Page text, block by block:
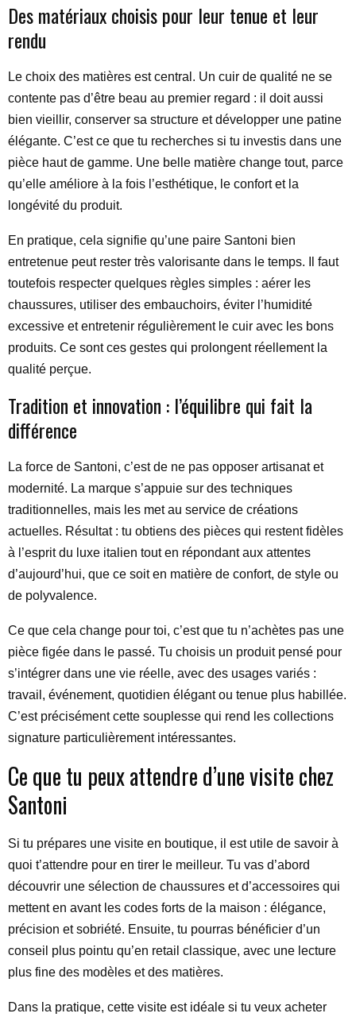
Des matériaux choisis pour leur tenue et leur
rendu
Le choix des matières est central. Un cuir de qualité ne se
contente pas d’être beau au premier regard : il doit aussi
bien vieillir, conserver sa structure et développer une patine
élégante. C’est ce que tu recherches si tu investis dans une
pièce haut de gamme. Une belle matière change tout, parce
qu’elle améliore à la fois l’esthétique, le confort et la
longévité du produit.
En pratique, cela signifie qu’une paire Santoni bien
entretenue peut rester très valorisante dans le temps. Il faut
toutefois respecter quelques règles simples : aérer les
chaussures, utiliser des embauchoirs, éviter l’humidité
excessive et entretenir régulièrement le cuir avec les bons
produits. Ce sont ces gestes qui prolongent réellement la
qualité perçue.
Tradition et innovation : l’équilibre qui fait la
différence
La force de Santoni, c’est de ne pas opposer artisanat et
modernité. La marque s’appuie sur des techniques
traditionnelles, mais les met au service de créations
actuelles. Résultat : tu obtiens des pièces qui restent fidèles
à l’esprit du luxe italien tout en répondant aux attentes
d’aujourd’hui, que ce soit en matière de confort, de style ou
de polyvalence.
Ce que cela change pour toi, c’est que tu n’achètes pas une
pièce figée dans le passé. Tu choisis un produit pensé pour
s’intégrer dans une vie réelle, avec des usages variés :
travail, événement, quotidien élégant ou tenue plus habillée.
C’est précisément cette souplesse qui rend les collections
signature particulièrement intéressantes.
Ce que tu peux attendre d’une visite chez
Santoni
Si tu prépares une visite en boutique, il est utile de savoir à
quoi t’attendre pour en tirer le meilleur. Tu vas d’abord
découvrir une sélection de chaussures et d’accessoires qui
mettent en avant les codes forts de la maison : élégance,
précision et sobriété. Ensuite, tu pourras bénéficier d’un
conseil plus pointu qu’en retail classique, avec une lecture
plus fine des modèles et des matières.
Dans la pratique, cette visite est idéale si tu veux acheter